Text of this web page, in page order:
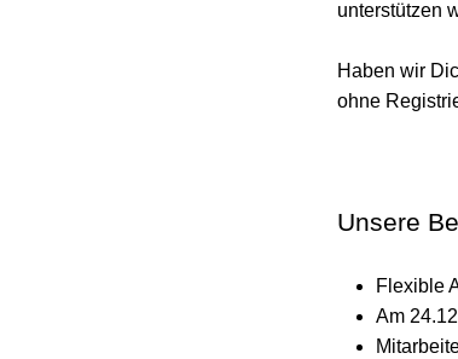
unterstützen
Haben wir
ohne
Unsere
Flexible
Am